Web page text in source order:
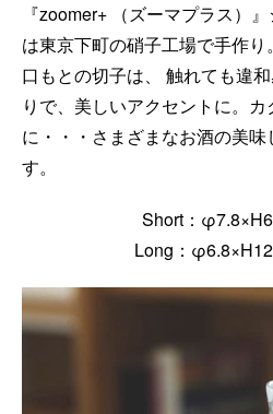
『zoomer+ （ズーマプラス）
は東京下町の硝子工場で手作
口もとの切子は、 触れても違
りで、美しいアクセントに。
に・・・さまざまなお酒の美
す。
Short：
Long：